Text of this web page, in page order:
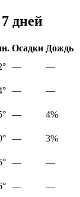
дней
Осадки Дождь
—
—
—
—
—
4%
—
3%
—
—
—
—